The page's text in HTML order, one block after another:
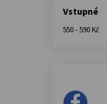
Vstupné
550 - 590 Kč